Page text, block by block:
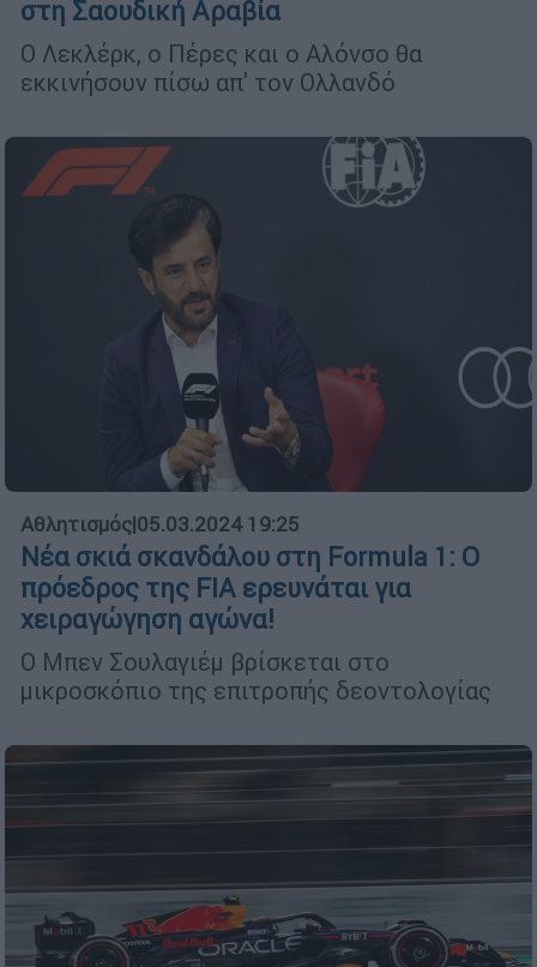
στη Σαουδική Αραβία
Ο Λεκλέρκ, ο Πέρες και ο Αλόνσο θα
εκκινήσουν πίσω απ' τον Ολλανδό
Αθλητισμός|05.03.2024 19:25
Νέα σκιά σκανδάλου στη Formula 1: Ο
πρόεδρος της FIA ερευνάται για
χειραγώγηση αγώνα!
Ο Μπεν Σουλαγιέμ βρίσκεται στο
μικροσκόπιο της επιτροπής δεοντολογίας